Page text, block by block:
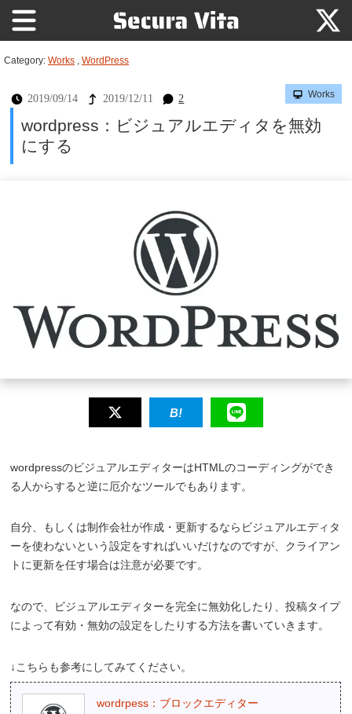
Category: Works WordPress
2019/09/14 2019/12/11 2 Works
wordpress：ビジュアルエディタを無効
にする
wordpressのビジュアルエディターはHTMLのコーディングができ
る人からすると逆に厄介なツールでもあります。
自分、もしくは制作会社が作成・更新するならビジュアルエディタ
ーを使わないという設定をすればいいだけなのですが、クライアン
トに更新を任す場合は注意が必要です。
なので、ビジュアルエディターを完全に無効化したり、投稿タイプ
によって有効・無効の設定をしたりする方法を書いていきます。
↓こちらも参考にしてみてください。
wordrpess：ブロックエディター